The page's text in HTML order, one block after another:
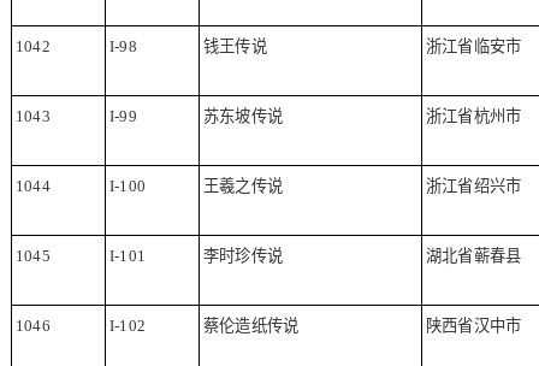
1042 I-98 钱王传说 浙江省临安市
1043 I-99 苏东坡传说 浙江省杭州市
1044 I-100 王羲之传说 浙江省绍兴市
1045 I-101 李时珍传说 湖北省蕲春县
1046 I-102 蔡伦造纸传说 陕西省汉中市